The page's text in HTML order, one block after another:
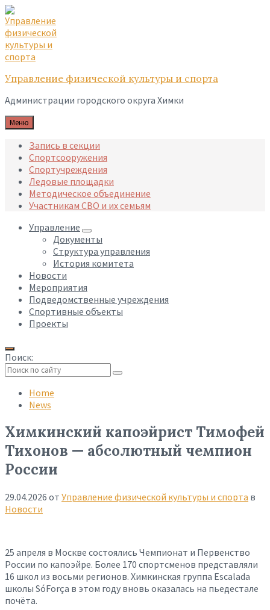
Skip
to
content
Skip
to
main
navigation
Skip
to
footer
Управление физической культуры и спорта
Администрации городского округа Химки
Меню
Запись в секции
Спортсооружения
Спортучреждения
Ледовые площадки
Методическое объединение
Участникам СВО и их семьям
Управление
Документы
Структура управления
История комитета
Новости
Мероприятия
Подведомственные учреждения
Спортивные объекты
Проекты
Поиск:
search
Home
News
Химкинский капоэйрист Тимофей
Тихонов — абсолютный чемпион
России
29.04.2026 от Управление физической культуры и спорта в
Новости
25 апреля в Москве состоялись Чемпионат и Первенство
России по капоэйре. Более 170 спортсменов представляли
16 школ из восьми регионов. Химкинская группа Escalada
школы SóForça в этом году вновь оказалась на пьедестале
почёта.